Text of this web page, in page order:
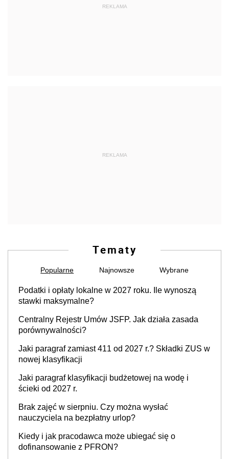
REKLAMA
REKLAMA
Tematy
Popularne Najnowsze Wybrane
Podatki i opłaty lokalne w 2027 roku. Ile wynoszą
stawki maksymalne?
Centralny Rejestr Umów JSFP. Jak działa zasada
porównywalności?
Jaki paragraf zamiast 411 od 2027 r.? Składki ZUS w
nowej klasyfikacji
Jaki paragraf klasyfikacji budżetowej na wodę i
ścieki od 2027 r.
Brak zajęć w sierpniu. Czy można wysłać
nauczyciela na bezpłatny urlop?
Kiedy i jak pracodawca może ubiegać się o
dofinansowanie z PFRON?